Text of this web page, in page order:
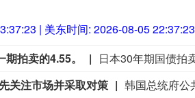
| 美东时间: 2026-08-05 22:37:24
拍卖的4.55。
关注市场并采取对策